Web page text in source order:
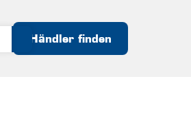
Händler finden